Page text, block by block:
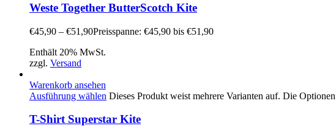
Weste Together ButterScotch Kite
€45,90 – €51,90Preisspanne: €45,90 bis €51,90
Enthält 20% MwSt.
zzgl. Versand
Warenkorb ansehen
Ausführung wählen Dieses Produkt weist mehrere Varianten auf. Die
T-Shirt Superstar Kite